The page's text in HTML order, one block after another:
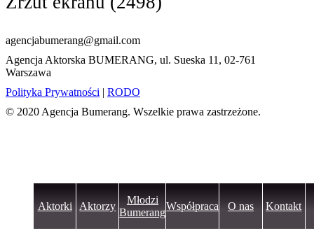
Aktorki Aktorzy
Młodzi
Bumerang
Współpraca O nas Kontakt
agencjabumerang@gmail.com
Agencja Aktorska BUMERANG, ul. Sueska 11, 02-761
Warszawa
Polityka Prywatności | RODO
© 2020 Agencja Bumerang. Wszelkie prawa zastrzeżone.